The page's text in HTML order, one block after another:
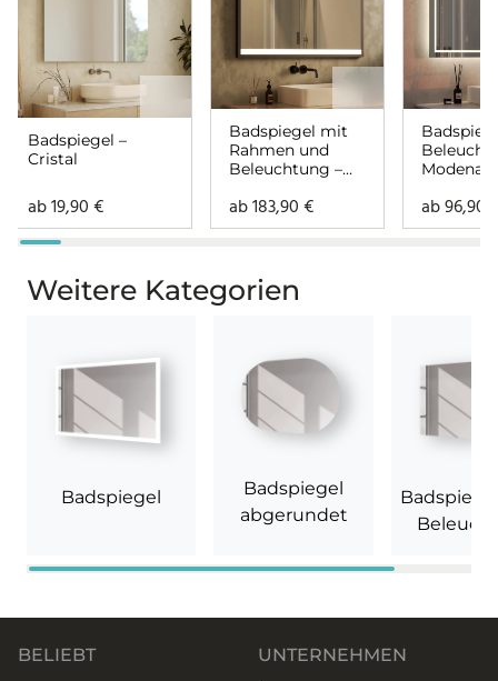
Badspiegel –
Cristal
ab19,90€
Badspiegel mit
Rahmen und
Beleuchtung –
ab183,90€
Modena
ab96,90
Weitere Kategorien
Badspiegel
Badspiegel
abgerundet
BELIEBT UNTERNEHMEN